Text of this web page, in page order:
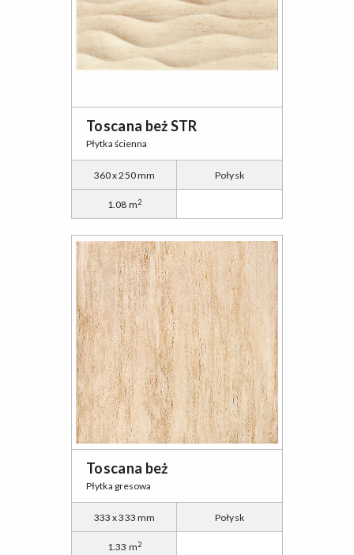
Toscana beż STR
Płytka ścienna
360 x 250 mm Połysk
1.08 m2
Toscana beż
Płytka gresowa
333 x 333 mm Połysk
1.33 m2